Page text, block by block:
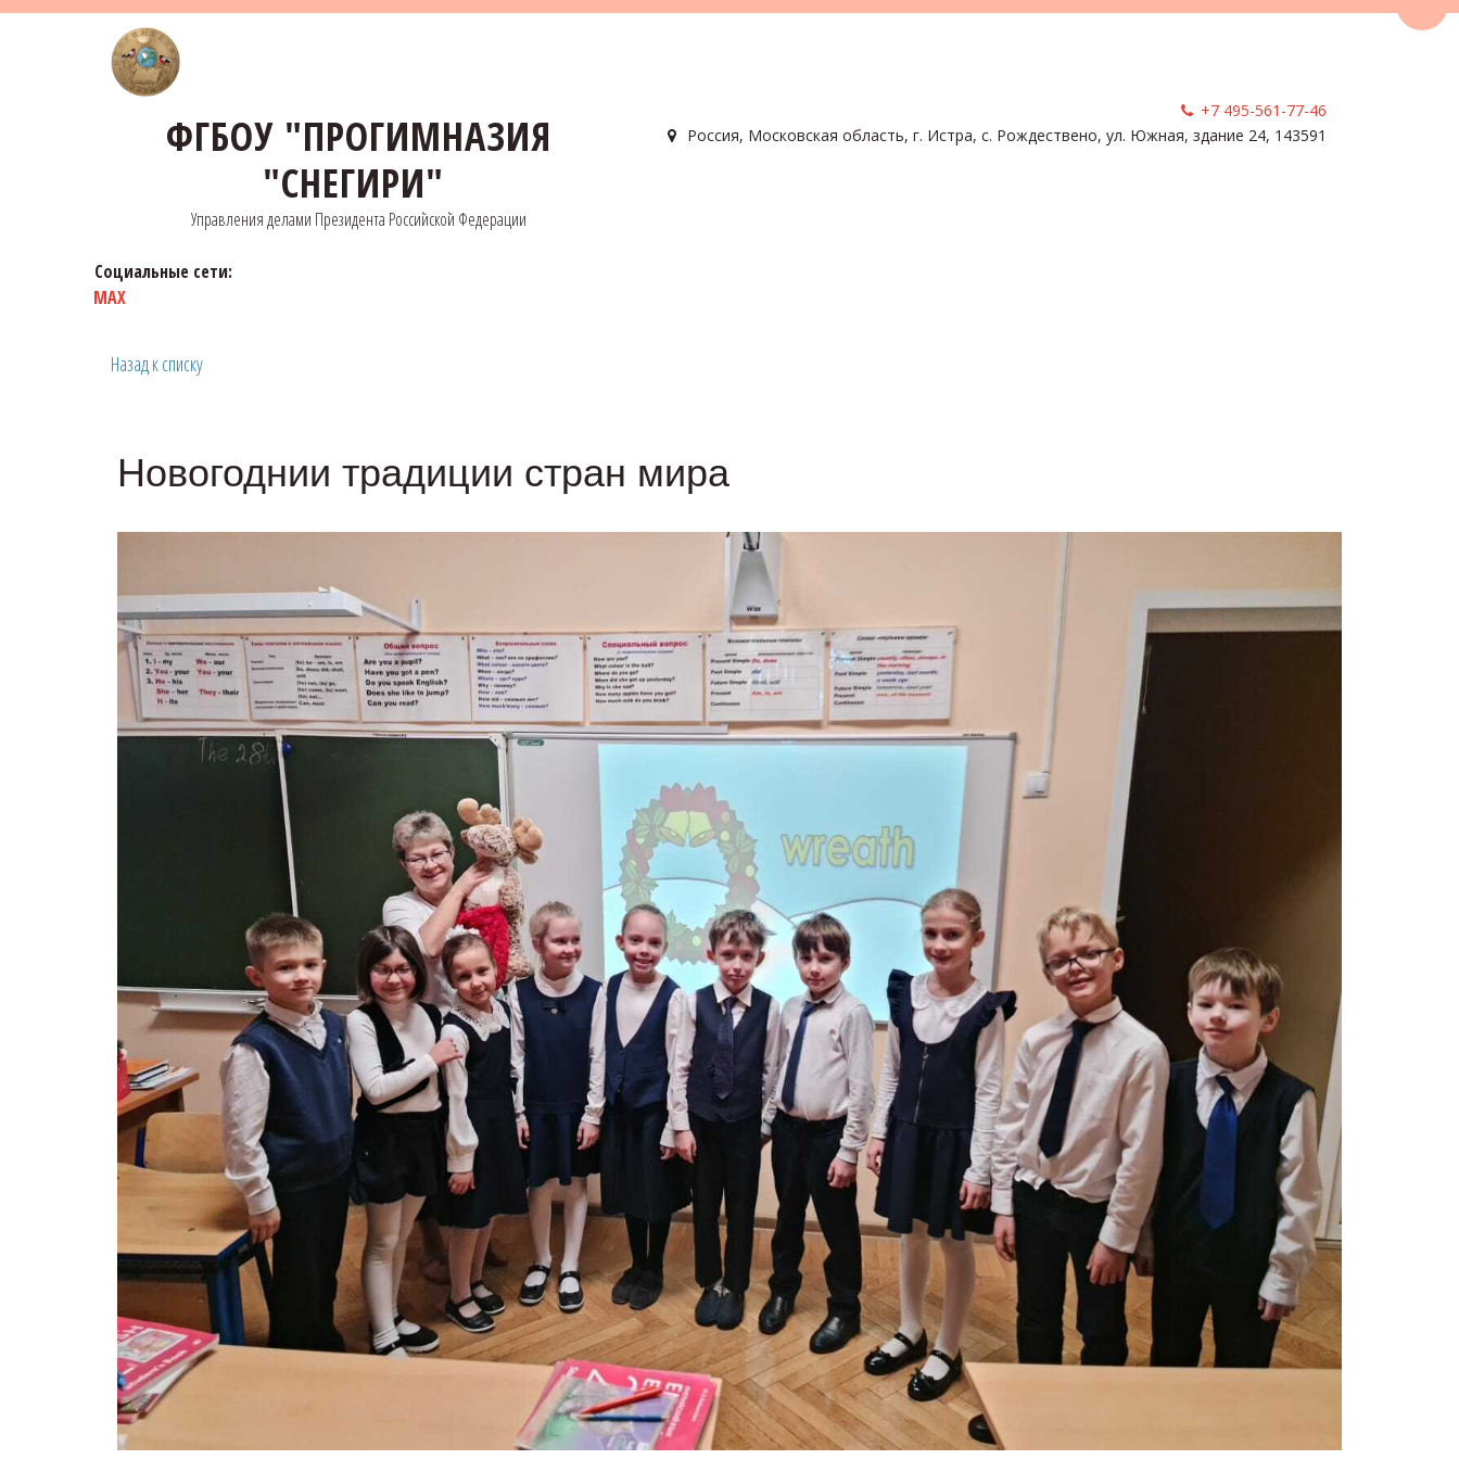
ФГБОУ "ПРОГИМНАЗИЯ
"СНЕГИРИ"
Управления делами Президента Российской Федерации
Социальные сети:
MAX
+7 495-561-77-46
Россия, Московская область, г. Истра, с. Рождествено, ул. Южная, здание 24, 143591
Назад к списку
Новогоднии традиции стран мира